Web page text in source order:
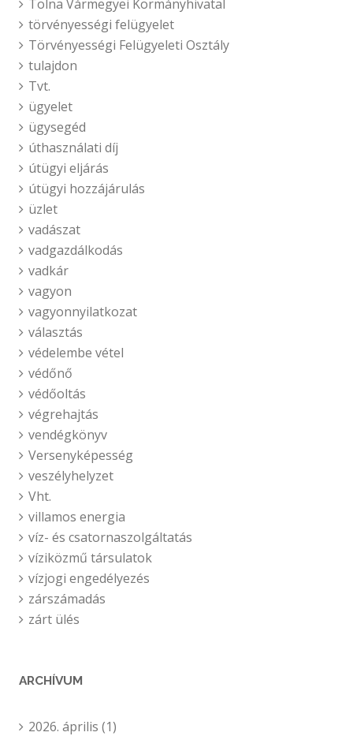
Tolna Vármegyei Kormányhivatal
törvényességi felügyelet
Törvényességi Felügyeleti Osztály
tulajdon
Tvt.
ügyelet
ügysegéd
úthasználati díj
útügyi eljárás
útügyi hozzájárulás
üzlet
vadászat
vadgazdálkodás
vadkár
vagyon
vagyonnyilatkozat
választás
védelembe vétel
védőnő
védőoltás
végrehajtás
vendégkönyv
Versenyképesség
veszélyhelyzet
Vht.
villamos energia
víz- és csatornaszolgáltatás
víziközmű társulatok
vízjogi engedélyezés
zárszámadás
zárt ülés
ARCHÍVUM
2026. április (1)